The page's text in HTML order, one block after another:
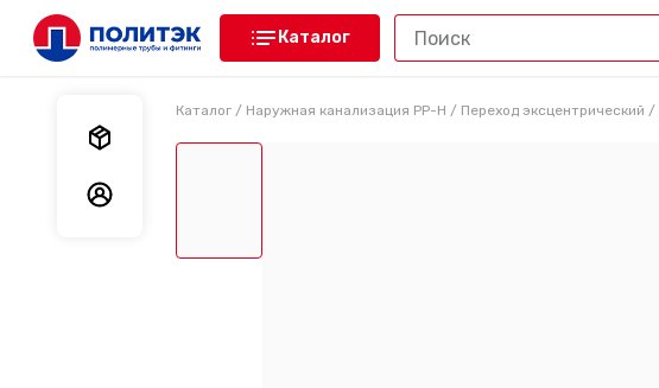
Каталог
Каталог / Наружная канализация PP-H / Переход эксцентрический /